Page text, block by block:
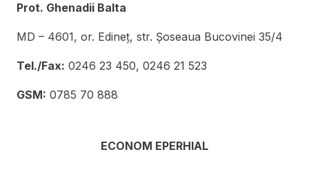
Prot. Ghenadii Balta
MD – 4601, or. Edineţ, str. Şoseaua Bucovinei 35/4
Tel./Fax: 0246 23 450, 0246 21 523
GSM: 0785 70 888
ECONOM EPERHIAL